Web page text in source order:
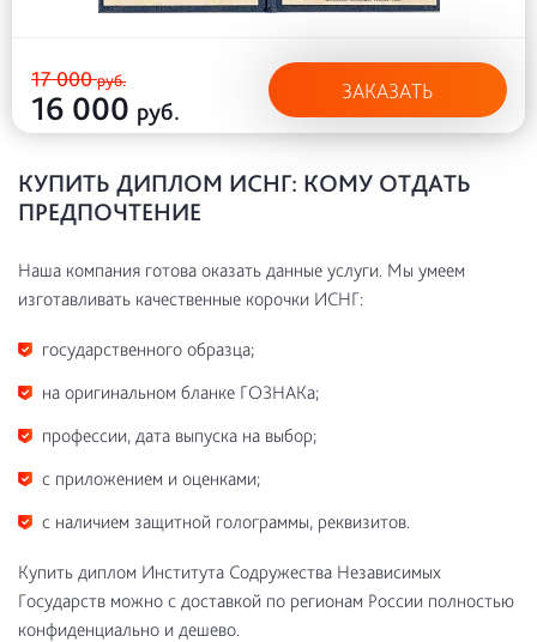
17 000руб.
16 000 руб.
ЗАКАЗАТЬ
КУПИТЬ ДИПЛОМ ИСНГ: КОМУ ОТДАТЬ
ПРЕДПОЧТЕНИЕ
Наша компания готова оказать данные услуги. Мы умеем
изготавливать качественные корочки ИСНГ:
государственного образца;
на оригинальном бланке ГОЗНАКа;
профессии, дата выпуска на выбор;
с приложением и оценками;
с наличием защитной голограммы, реквизитов.
Купить диплом Института Содружества Независимых
Государств можно с доставкой по регионам России полностью
конфиденциально и дешево.